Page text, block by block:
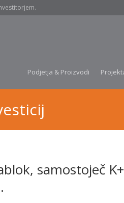
Podjetja & Proizvodi
samostoječ